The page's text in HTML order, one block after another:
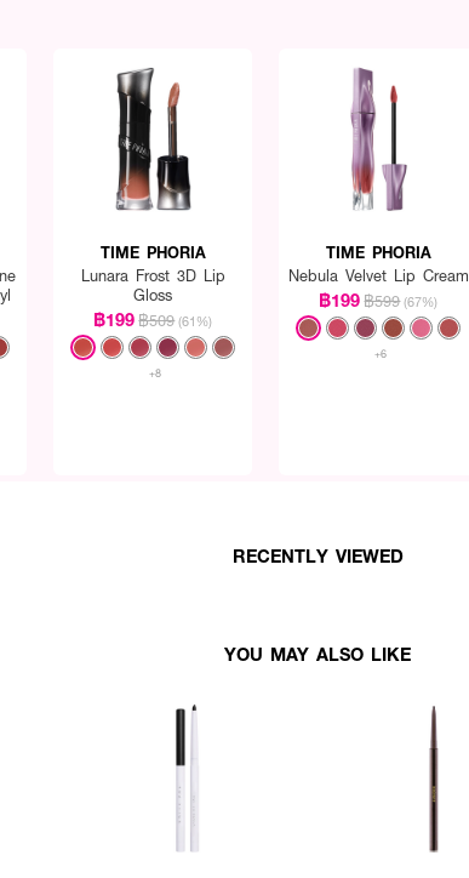
ละเติมเต็มตามต้องการ
หัวคิ้วให้ดูนุ่มละมุน
TIME PHORIA
Lunara Frost 3D Lip
Gloss
฿199฿509 (61%)
+8
TIME PHORIA
Nebula Velvet Lip Cream
฿199฿599 (67%)
+6
RECENTLY VIEWED
YOU MAY ALSO LIKE